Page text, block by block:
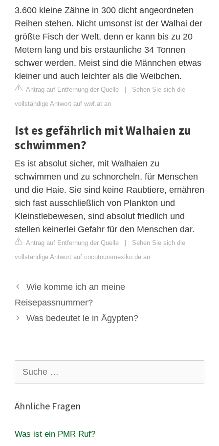
3.600 kleine Zähne in 300 dicht angeordneten
Reihen stehen. Nicht umsonst ist der Walhai der
größte Fisch der Welt, denn er kann bis zu 20
Metern lang und bis erstaunliche 34 Tonnen
schwer werden. Meist sind die Männchen etwas
kleiner und auch leichter als die Weibchen.
Antrag auf Entfernung der Quelle | Sehen Sie sich die
vollständige Antwort auf wwf.at an
Ist es gefährlich mit Walhaien zu
schwimmen?
Es ist absolut sicher, mit Walhaien zu
schwimmen und zu schnorcheln, für Menschen
und die Haie. Sie sind keine Raubtiere, ernähren
sich fast ausschließlich von Plankton und
Kleinstlebewesen, sind absolut friedlich und
stellen keinerlei Gefahr für den Menschen dar.
Antrag auf Entfernung der Quelle | Sehen Sie sich die
vollständige Antwort auf cocotoursmexiko.de an
Wie komme ich an meine
Reisepassnummer?
Was bedeutet le in Ägypten?
nach:
Ähnliche Fragen
Was ist ein PMR Ruf?